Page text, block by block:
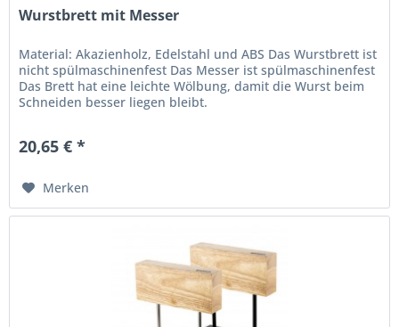
Wurstbrett mit Messer
Material: Akazienholz, Edelstahl und ABS Das Wurstbrett ist
nicht spülmaschinenfest Das Messer ist spülmaschinenfest
Das Brett hat eine leichte Wölbung, damit die Wurst beim
Schneiden besser liegen bleibt.
20,65 € *
Merken